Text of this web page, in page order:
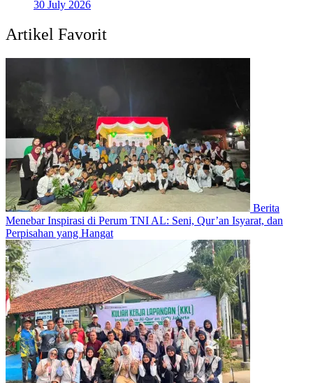
30 July 2026
Artikel Favorit
Berita
Menebar Inspirasi di Perum TNI AL: Seni, Qur’an Isyarat, dan
Perpisahan yang Hangat